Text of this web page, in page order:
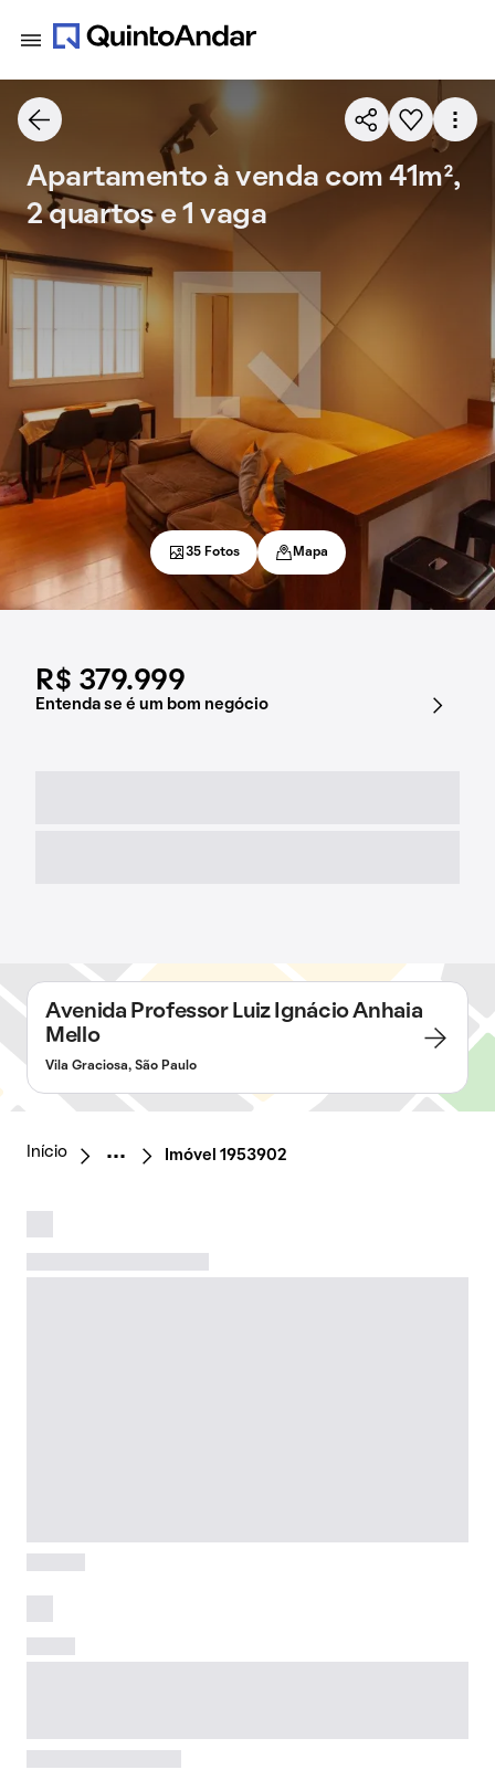
R$ 379.999
Entenda se é um bom negócio
Apartamento à venda com 41m²,
2 quartos e 1 vaga
35 Fotos Mapa
Avenida Professor Luiz Ignácio Anhaia
Mello
Vila Graciosa, São Paulo
Início Imóvel 1953902